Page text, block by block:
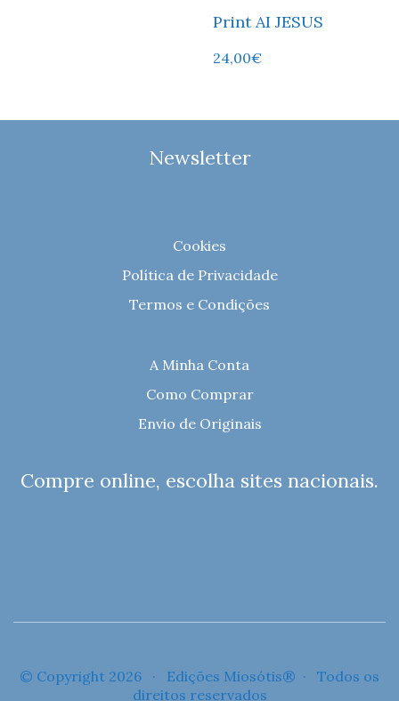
Print AI JESUS
24,00€
Newsletter
Cookies
Política de Privacidade
Termos e Condições
A Minha Conta
Como Comprar
Envio de Originais
Compre online, escolha sites nacionais.
© Copyright 2026 · Edições Miosótis® · Todos os
direitos reservados